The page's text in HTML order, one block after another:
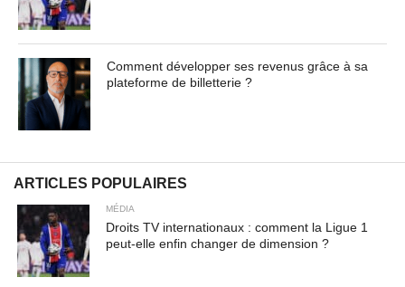
Contenu masqué de l'article... Lorem ipsum dolor sit
facilisis, vulputate magna at, pulvinar arcu. Maecenas
sollicitudin turpis a mauris ultrices, ac dignissim nunc
auctor. Aenean feugiat, odio in facilisis sollicitudin, augue
Nullam vitae est a risus dictum congue. Cras non lacus id
magna scelerisque sodales. Curabitur non fermentum
odio, vitae accumsan odio.
Comment développer ses revenus grâce à sa
plateforme de billetterie ?
ARTICLES POPULAIRES
MÉDIA
Droits TV internationaux : comment la Ligue 1
peut-elle enfin changer de dimension ?